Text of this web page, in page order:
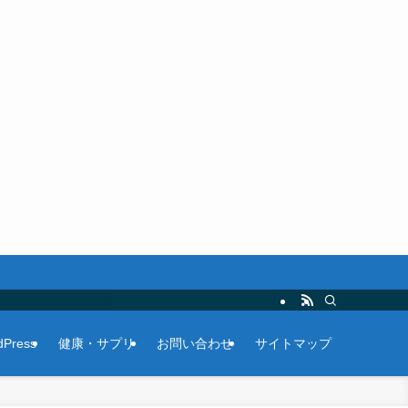
健康・サプリ お問い合わせ サイトマップ